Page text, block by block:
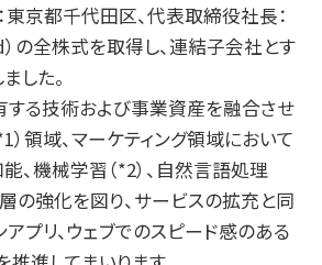
東京都千代田区、代表取締役社長：
の全株式を取得し、連結子会社とす
した。
る技術および事業資産を融合させ
）領域、マーケティング領域において
、機械学習（*2）、自然言語処理
の強化を図り、サービスの拡充と同
アプリ、ウェブでのスピード感のある